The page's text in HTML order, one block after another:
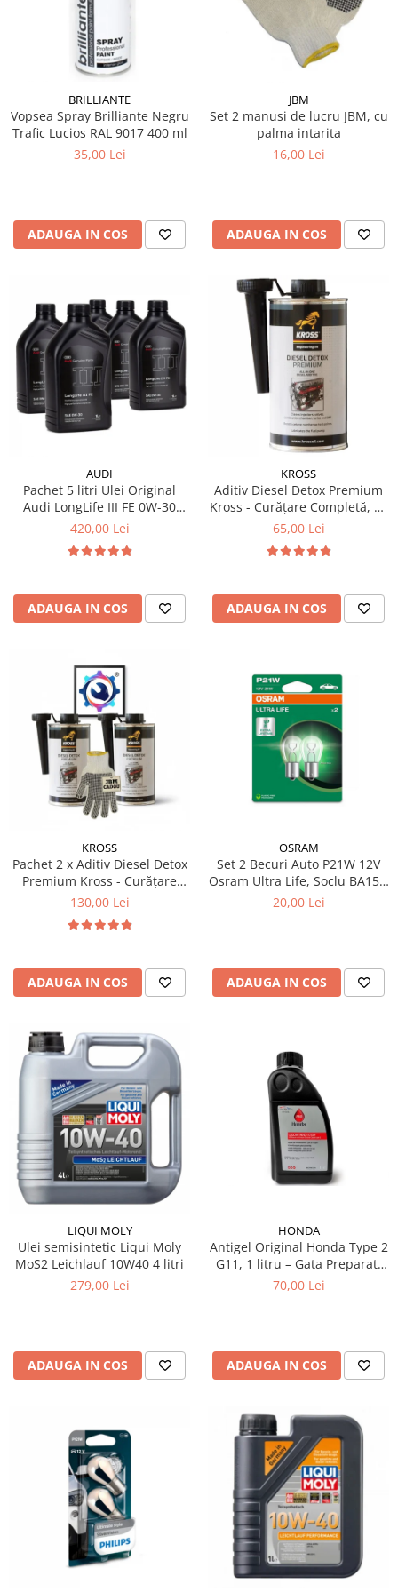
Aditivi Auto
Antigel
Lichid de Frana
Ulei Cutie de Viteze
Ulei Servodirectie
Vaselina si Lubrifianti Auto
BRILLIANTE
Vopsea Spray Brilliante Negru
Trafic Lucios RAL 9017 400 ml
35,00 Lei
ADAUGA IN COS
JBM
Set 2 manusi de lucru JBM, cu
palma intarita
16,00 Lei
ADAUGA IN COS
AUDI
Pachet 5 litri Ulei Original
Audi LongLife III FE 0W-30
GS55545D2 – Aprobări VW420,00 Lei
ADAUGA IN COS
KROSS
Aditiv Diesel Detox Premium
Kross - Curățare Completă, +5
Puncte Cetanic & Protecție
65,00 Lei
ADAUGA IN COS
KROSS
Pachet 2 x Aditiv Diesel Detox
Premium Kross - Curățare
Completă, +5 Puncte Cetanic
130,00 Lei
ADAUGA IN COS
OSRAM
Set 2 Becuri Auto P21W 12V
Osram Ultra Life, Soclu BA15s,
Durata de Viata Extinsa (4x),
20,00 Lei
ADAUGA IN COS
LIQUI MOLY
Ulei semisintetic Liqui Moly
MoS2 Leichlauf 10W40 4 litri
279,00 Lei
ADAUGA IN COS
HONDA
Antigel Original Honda Type 2
G11, 1 litru – Gata Preparat,
All Season, Protecție -36°C
70,00 Lei
ADAUGA IN COS